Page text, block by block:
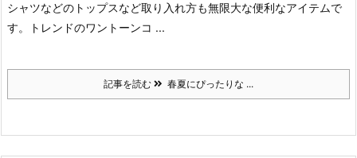
シャツなどのトップスなど取り入れ方も無限大な便利なアイテムで
す。
トレンドのワントーンコ ...
記事を読む 春夏にぴったりな ...